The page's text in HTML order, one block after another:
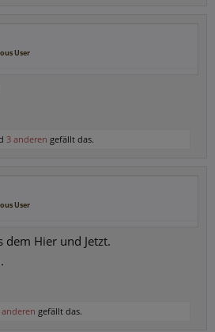
User
3 anderen gefällt das.
User
dem Hier und Jetzt.
anderen gefällt das.